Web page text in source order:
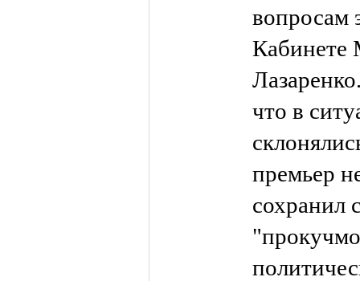
вопросам
Кабинете
что в
премьер
сохранил